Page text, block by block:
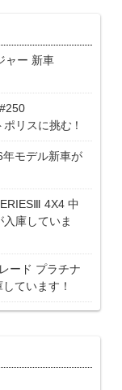
ャー 新車
リスに挑む！
年モデル新車が
4X4 中
庫していま
ード プラチナ
ています！